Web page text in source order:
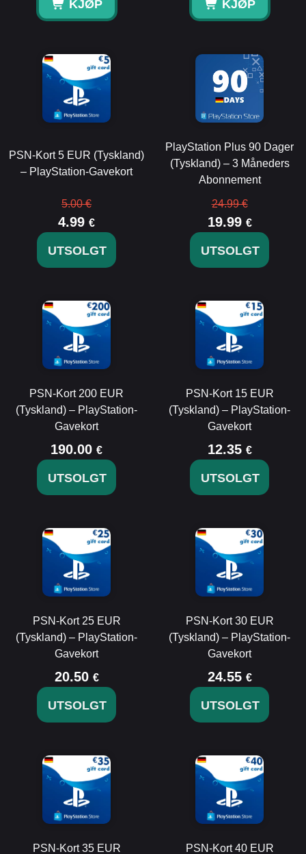
KJØP KJØP
PSN-Kort 5 EUR (Tyskland)
– PlayStation-Gavekort
5.00 €
4.99 €
UTSOLGT
PlayStation Plus 90 Dager
(Tyskland) – 3 Måneders
Abonnement
24.99 €
19.99 €
UTSOLGT
PSN-Kort 200 EUR
(Tyskland) – PlayStation-
Gavekort
190.00 €
UTSOLGT
PSN-Kort 15 EUR
(Tyskland) – PlayStation-
Gavekort
12.35 €
UTSOLGT
PSN-Kort 25 EUR
(Tyskland) – PlayStation-
Gavekort
20.50 €
UTSOLGT
PSN-Kort 30 EUR
(Tyskland) – PlayStation-
Gavekort
24.55 €
UTSOLGT
PSN-Kort 35 EUR PSN-Kort 40 EUR